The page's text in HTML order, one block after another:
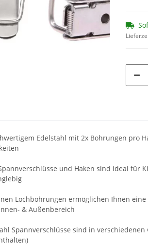
Edelstahl mit 2x Bohrungen pro
und Haken sind ideal für
Lochbohrungen ermöglichen Ihnen
& Außenbereich
Spannverschlüsse sind in